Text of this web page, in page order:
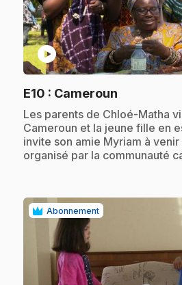
play_circle
E10 : Cameroun
.Les parents de Chloé-Matha
Cameroun et la jeune fille en
invite son amie Myriam à
organisé par la communauté
Abonnement